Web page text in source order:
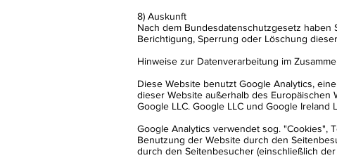
8) Auskunft
Nach dem Bundesdatenschutzgesetz
Berichtigung, Sperrung oder Löschung
Hinweise zur Datenverarbeitung im
Diese Website benutzt Google Analytics,
dieser Website außerhalb des Europäischen
Google LLC. Google LLC und Google
Google Analytics verwendet sog. "Cookies",
Benutzung der Website durch den
durch den Seitenbesucher (einschließlich